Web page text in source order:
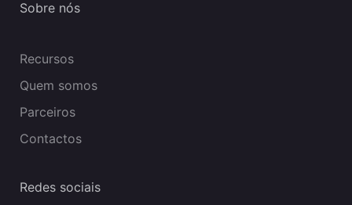
Sobre nós
Recursos
Quem somos
Parceiros
Contactos
Redes sociais